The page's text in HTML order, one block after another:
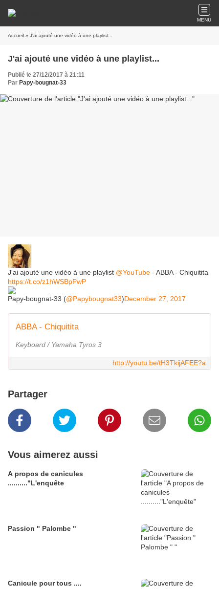
MENU
Accueil » J'ai ajouté une vidéo à une playlist...
J'ai ajouté une vidéo à une playlist...
Publié le 27/12/2017 à 21:11
Par Papy-bougnat-33
J'ai ajouté une vidéo à une playlist @YouTube - ABBA - Chiquitita
https://t.co/z1hWSBpPwP
Papy-bougnat-33 (@Papybougnat33)December 27, 2017
ABBA - Chiquitita
Keyboard / Yamaha Tyros 3
http://youtu.be/tH3TkijAFEE?a
Partager
Vous aimerez aussi
A propos de canicules
.........."L'enquête
Passion " Palombe "
Canicule pour tous ....